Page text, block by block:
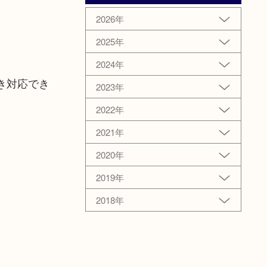
対応でき
2026年
2025年
2024年
2023年
2022年
2021年
2020年
2019年
2018年